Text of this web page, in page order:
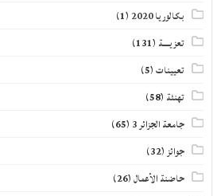
بكالوريا 2020
(1)
تعزيــــة (131)
تعيينات(5)
تهنئة (58)
جامعة الجزائر 3 (65)
جوائز(32)
حاضنة الأعمال(26)